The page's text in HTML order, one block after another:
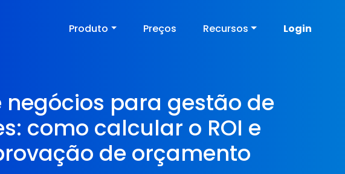
Produto Preços Recursos Login
negócios para gestão de
como calcular o ROI e
de orçamento